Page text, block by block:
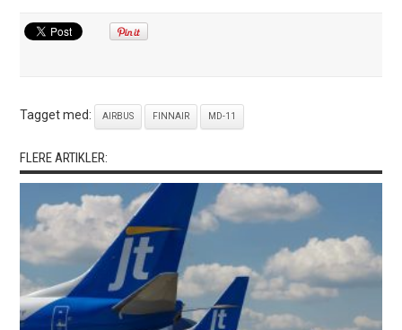
Tagget med: AIRBUS FINNAIR MD-11
FLERE ARTIKLER: